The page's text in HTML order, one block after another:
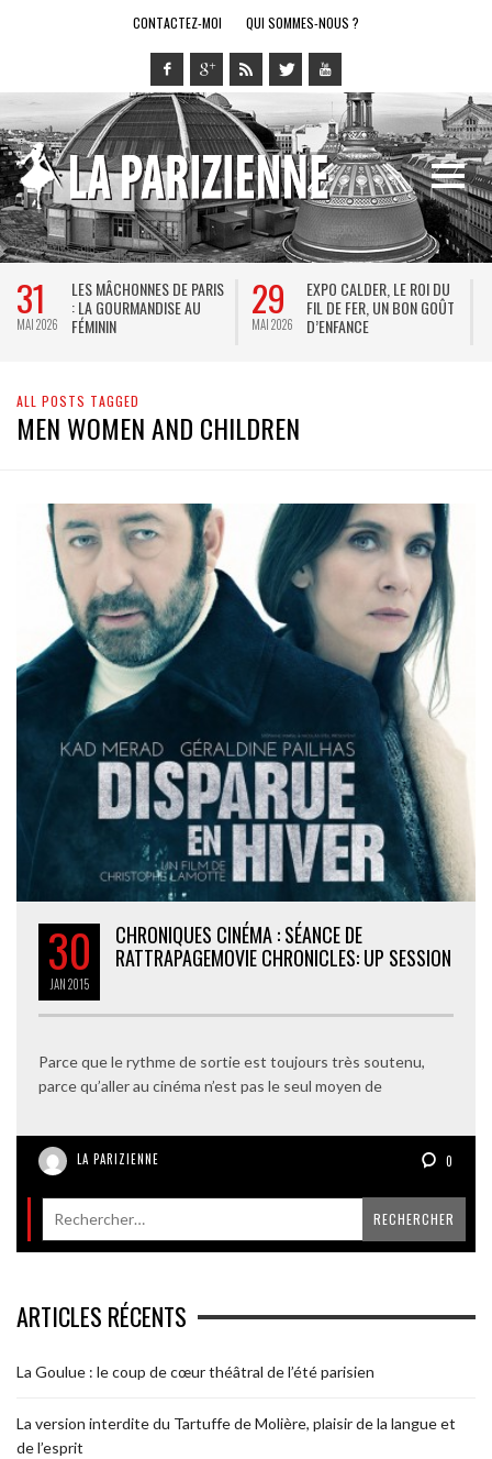
CONTACTEZ-MOI QUI SOMMES-NOUS ?
31
MAI 2026
LES MÂCHONNES DE PARIS
: LA GOURMANDISE AU
FÉMININ
29
MAI 2026
EXPO CALDER, LE ROI DU
FIL DE FER, UN BON GOÛT
D’ENFANCE
ALL POSTS TAGGED
MEN WOMEN AND CHILDREN
30
JAN2015
CHRONIQUES CINÉMA : SÉANCE DE
RATTRAPAGEMOVIE CHRONICLES: UP SESSION
Parce que le rythme de sortie est toujours très soutenu,
parce qu’aller au cinéma n’est pas le seul moyen de
LA PARIZIENNE 0
ARTICLES RÉCENTS
La Goulue : le coup de cœur théâtral de l’été parisien
La version interdite du Tartuffe de Molière, plaisir de la langue et
de l’esprit